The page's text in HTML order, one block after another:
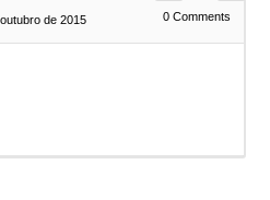
de 2015 0Comments